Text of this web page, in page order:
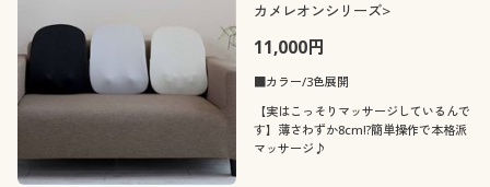
カメレオンシリーズ>
11,000円
■カラー/3色展開
【実はこっそりマッサージしているんで
す】薄さわずか8cm!?簡単操作で本格派
マッサージ♪